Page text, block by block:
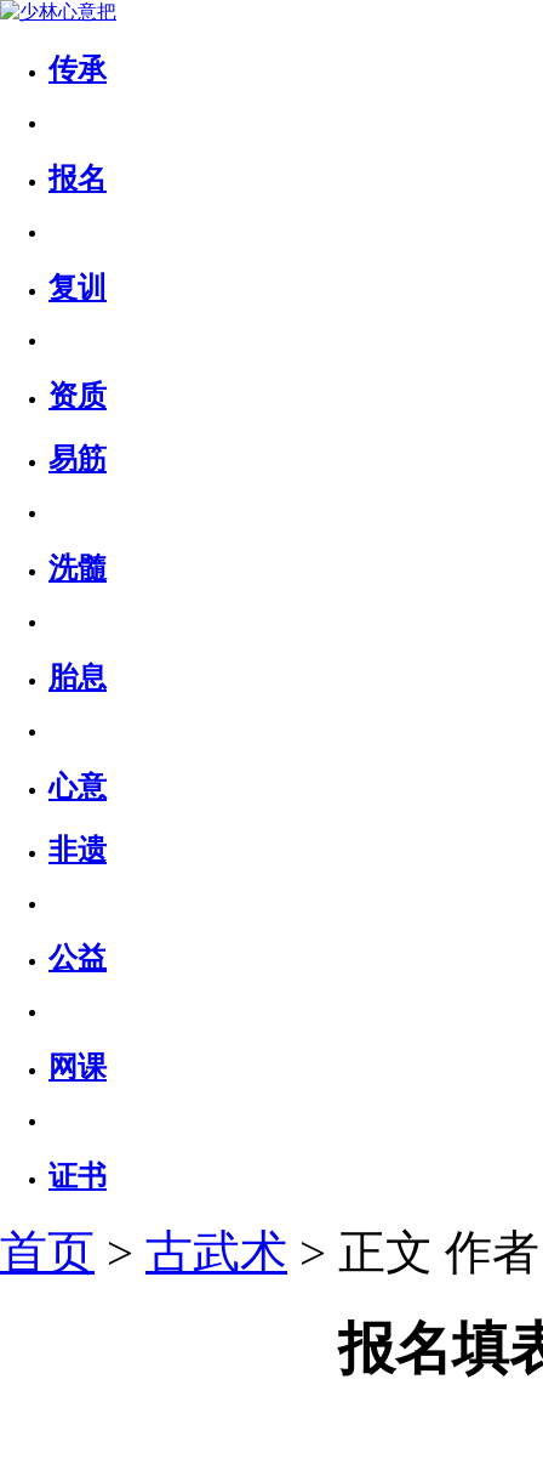
传承
报名
复训
资质
易筋
洗髓
胎息
心意
非遗
公益
网课
证书
首页 > 古武术 > 正文 作
报名填